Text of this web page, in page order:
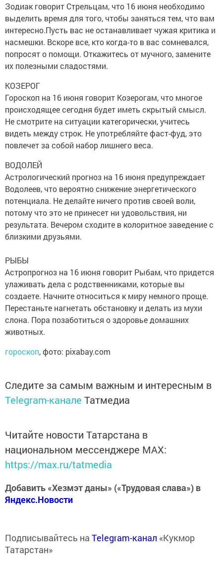
Зодиак говорит Стрельцам, что 16 июня необходимо
выделить время для того, чтобы заняться тем, что вам
интересно.Пусть вас не останавливает чужая критика и
насмешки. Вскоре все, кто когда-то в вас сомневался,
попросят о помощи. Откажитесь от мучного, замените
их полезными сладостями.
КОЗЕРОГ
Гороскоп на 16 июня говорит Козерогам, что многое
происходящее сегодня будет иметь скрытый смысл.
Не смотрите на ситуации категорически, учитесь
видеть между строк. Не употребляйте фаст-фуд, это
повлечет за собой набор лишнего веса.
ВОДОЛЕЙ
Астрологический прогноз на 16 июня предупреждает
Водолеев, что вероятно снижение энергетического
потенциала. Не делайте ничего против своей воли,
потому что это не принесет ни удовольствия, ни
результата. Вечером сходите в колоритное заведение с
близкими друзьями.
РЫБЫ
Астропрогноз на 16 июня говорит Рыбам, что придется
улаживать дела с родственниками, которые вы
создаете. Начните относиться к миру немного проще.
Перестаньте нагнетать обстановку и делать из мухи
слона. Пора позаботиться о здоровье домашних
животных.
гороскоп, фото: pixabay.com
Следите за самым важным и интересным в
Telegram-канале Татмедиа
Читайте новости Татарстана в
национальном мессенджере MАХ:
https://max.ru/tatmedia
Добавить «Хезмэт даны» («Трудовая слава») в
Яндекс.Новости
Подписывайтесь на Telegram-канал «Кукмор
Татарстан»